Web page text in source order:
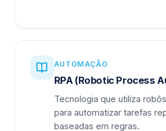
AUTOMAÇÃO
RPA (Robotic Process
Tecnologia que utiliza
para automatizar tarefas
baseadas em regras.